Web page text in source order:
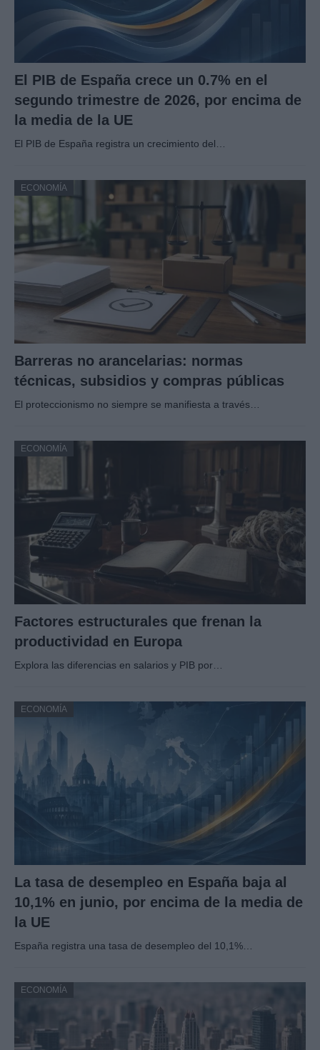
El PIB de España crece un 0.7% en el
segundo trimestre de 2026, por encima de
la media de la UE
El PIB de España registra un crecimiento del…
ECONOMÍA
Barreras no arancelarias: normas
técnicas, subsidios y compras públicas
El proteccionismo no siempre se manifiesta a través…
ECONOMÍA
Factores estructurales que frenan la
productividad en Europa
Explora las diferencias en salarios y PIB por…
ECONOMÍA
La tasa de desempleo en España baja al
10,1% en junio, por encima de la media de
la UE
España registra una tasa de desempleo del 10,1%…
ECONOMÍA